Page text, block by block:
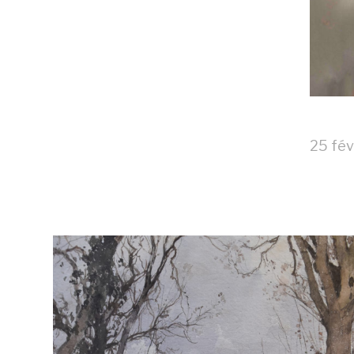
25